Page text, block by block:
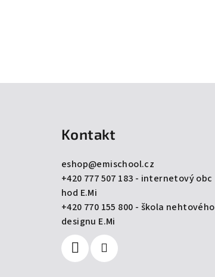
Kontakt
eshop@emischool.cz
+420 777 507 183 - internetový obc
hod E.Mi
+420 770 155 800 - škola nehtového
designu E.Mi